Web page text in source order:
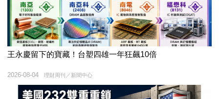
王永慶留下的寶藏！台塑四雄一年狂飆10倍
理財周刊／新聞中心
2026-08-04